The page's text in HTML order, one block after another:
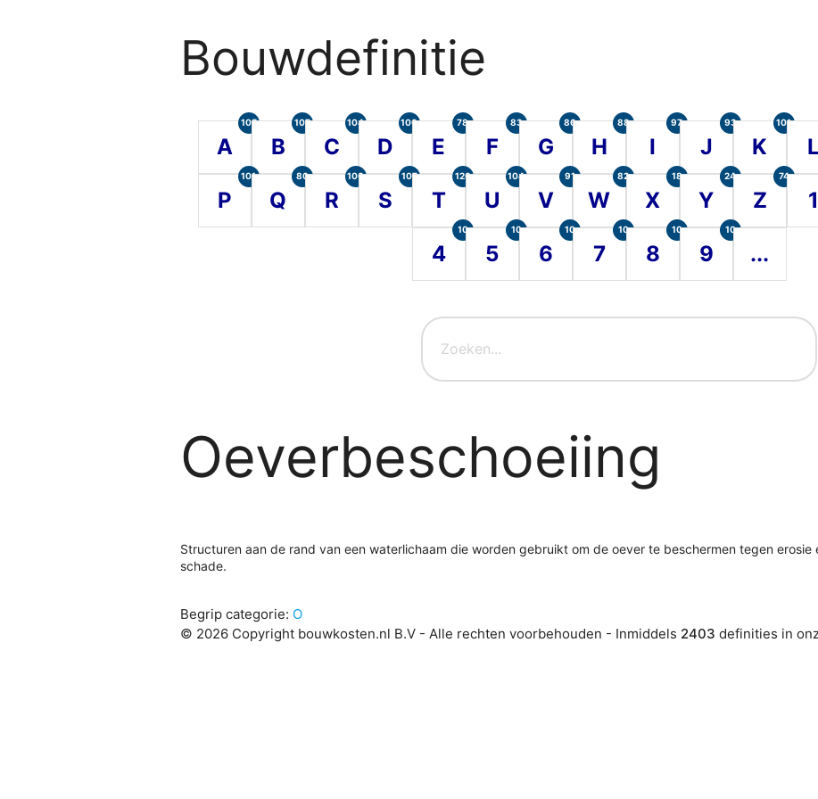
Bouwdefinitie
A
105
B
107
C
104
D
100
E
78
F
83
G
86
H
88
I
97
J
93
K
101
L
P
101
Q
80
R
100
S
107
T
120
U
104
V
91
W
82
X
18
Y
24
Z
74
1
4
10
5
10
6
10
7
10
8
10
9
10
...
Oeverbeschoeiing
Structuren aan de rand van een waterlichaam die worden gebruikt om de oever te beschermen tegen erosie
schade.
Begrip categorie: O
© 2026 Copyright bouwkosten.nl B.V - Alle rechten voorbehouden - Inmiddels 2403 definities in